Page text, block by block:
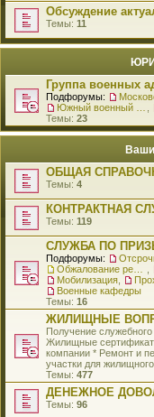
Обсуждение
Темы: 11
Группа военных
Подфорумы:
Темы: 23
ОБЩАЯ
Темы: 4
КОНТРАКТНАЯ
Темы: 119
СЛУЖБА ПО
Подфорумы:
Мобилизация
Военные кафедры
Темы: 16
ЖИЛИЩНЫЕ
Получение
Жилищные
компании * Ремонт и
участки для
Темы: 477
ДЕНЕЖНОЕ
Темы: 96